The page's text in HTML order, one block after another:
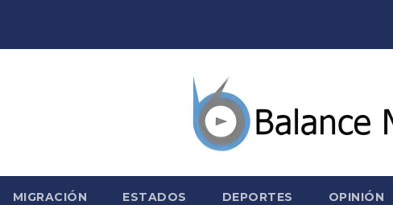
MIGRACIÓN ESTADOS DEPORTES OPINIÓN